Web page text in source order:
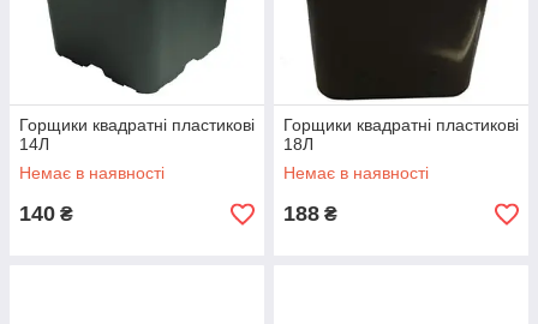
Горщики квадратні пластикові
14Л
Немає в наявності
140 ₴
Горщики квадратні пластикові
18Л
Немає в наявності
188 ₴